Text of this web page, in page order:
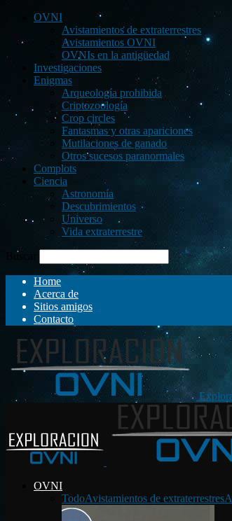
OVNI
Avistamientos de extraterrestres
Avistamientos OVNI
OVNIs en la antigüedad
Investigaciones
Enigmas
Arqueología prohibida
Criptozoología
Crop circles
Fantasmas y otras apariciones
Mutilaciones de ganado
Otros sucesos paranormales
Complots
Ciencia
Astronomía
Descubrimientos
Universo
Vida extraterrestre
Buscar
Home
Acerca de
Sitios amigos
Contacto
OVNI
TodoAvistamientos de extraterrestres